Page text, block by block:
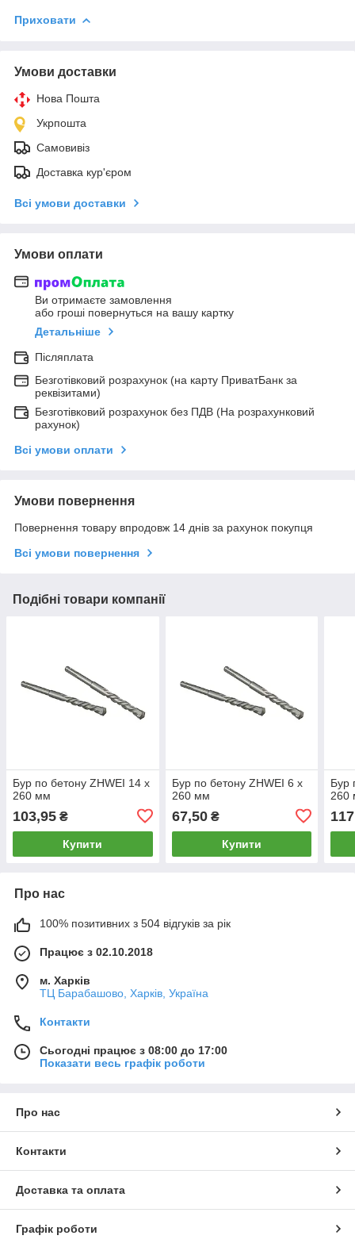
Приховати
Умови доставки
Нова Пошта
Укрпошта
Самовивіз
Доставка кур'єром
Всі умови доставки
Умови оплати
Ви отримаєте замовлення
або гроші повернуться на вашу картку
Детальніше
Післяплата
Безготівковий розрахунок (на карту ПриватБанк за
реквізитами)
Безготівковий розрахунок без ПДВ (На розрахунковий
рахунок)
Всі умови оплати
Умови повернення
Повернення товару впродовж 14 днів за рахунок покупця
Всі умови повернення
Подібні товари компанії
Бур по бетону ZHWEI 14 х
260 мм
103,95 ₴
Купити
Бур по бетону ZHWEI 6 х
260 мм
67,50₴
Купити
Бур
260
Про нас
100% позитивних з 504 відгуків за рік
Працює з 02.10.2018
м. Харків
ТЦ Барабашово, Харків, Україна
Контакти
Сьогодні працює з 08:00 до 17:00
Показати весь графік роботи
Про нас
Контакти
Доставка та оплата
Графік роботи